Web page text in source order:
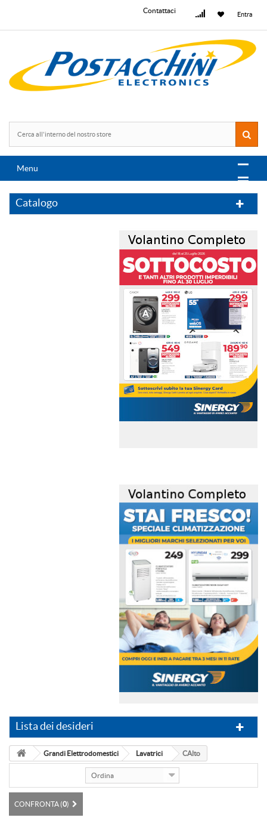
Entra
Contattaci
Menu
Grandi Elettrodomestici Lavatrici CAlto
Ordina
CONFRONTA (0)
Catalogo
Lista dei desideri